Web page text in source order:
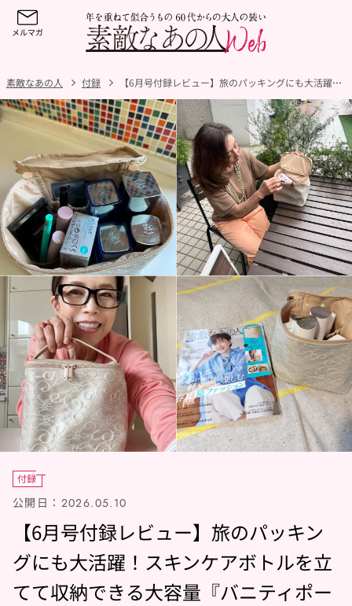
素敵なあの人 付録 【6月号付録レビュー】旅のパッキングにも大活躍！スキンケアボトルを立てて収納できる大容量『バニティポーチ』が便利過ぎた
付録
公開日： 2026.05.10
【6月号付録レビュー】旅のパッキン
グにも大活躍！スキンケアボトルを立
てて収納できる大容量『バニティポー